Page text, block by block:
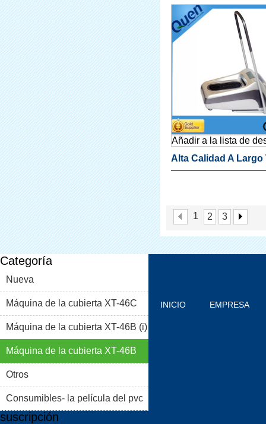
Cubierta De La
La Fábrica
Añadir a la lista de
Alta Calidad A Largo
Laboratorio
1 2 3
Categoría
Nueva
Máquina de la cubierta XT-46C
Máquina de la cubierta XT-46B (i)
Máquina de la cubierta XT-46B
(II)
Otros
Consumibles- la película del pvc
suscripción
INICIO EMPRESA